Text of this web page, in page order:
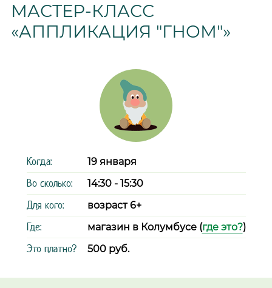
МАСТЕР-КЛАСС
«АППЛИКАЦИЯ "ГНОМ"»
Когда: 19 января
Во сколько: 14:30 - 15:30
Для кого: возраст 6+
Где: магазин в Колумбусе (где это?)
Это платно? 500 руб.